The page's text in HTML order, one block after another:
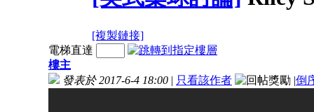
[複製鏈接]
電梯直達
樓主
發表於 2017-6-4 18:00 | 只看該作者 |倒